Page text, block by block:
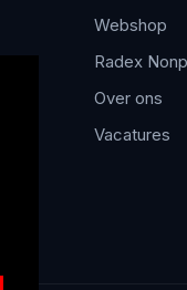
Webshop
Radex
Over ons
Vacatures